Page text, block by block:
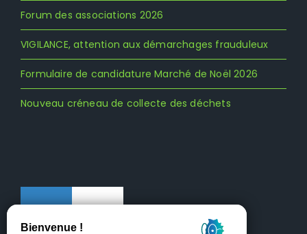
Forum des associations 2026
VIGILANCE, attention aux démarchages frauduleux
Formulaire de candidature Marché de Noël 2026
Nouveau créneau de collecte des déchets